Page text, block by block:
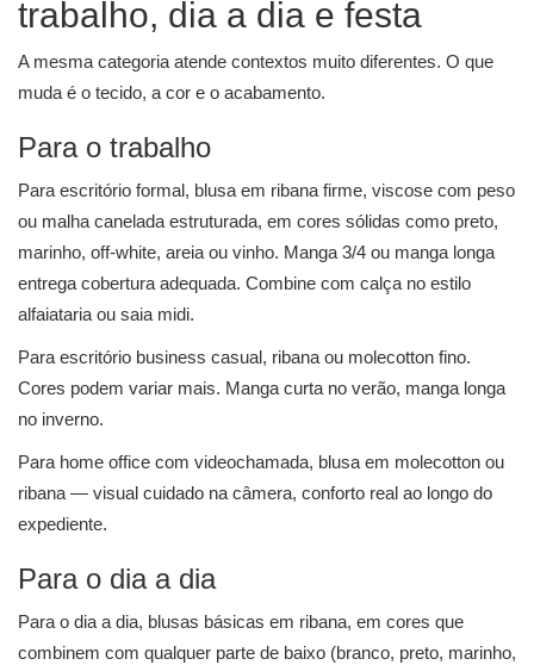
trabalho, dia a dia e festa
A mesma categoria atende contextos muito diferentes. O que
muda é o tecido, a cor e o acabamento.
Para o trabalho
Para escritório formal, blusa em ribana firme, viscose com peso
ou malha canelada estruturada, em cores sólidas como preto,
marinho, off-white, areia ou vinho. Manga 3/4 ou manga longa
entrega cobertura adequada. Combine com calça no estilo
alfaiataria ou saia midi.
Para escritório business casual, ribana ou molecotton fino.
Cores podem variar mais. Manga curta no verão, manga longa
no inverno.
Para home office com videochamada, blusa em molecotton ou
ribana — visual cuidado na câmera, conforto real ao longo do
expediente.
Para o dia a dia
Para o dia a dia, blusas básicas em ribana, em cores que
combinem com qualquer parte de baixo (branco, preto, marinho,